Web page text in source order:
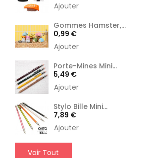
Ajouter
Gommes Hamster,...
Prix
0,99 €
Ajouter
Porte-Mines Mini...
Prix
5,49 €
Ajouter
Stylo Bille Mini...
Prix
7,89 €
Ajouter
Voir Tout